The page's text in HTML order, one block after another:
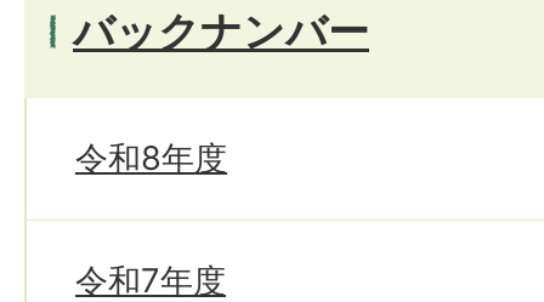
バックナンバー
令和8年度
令和7年度